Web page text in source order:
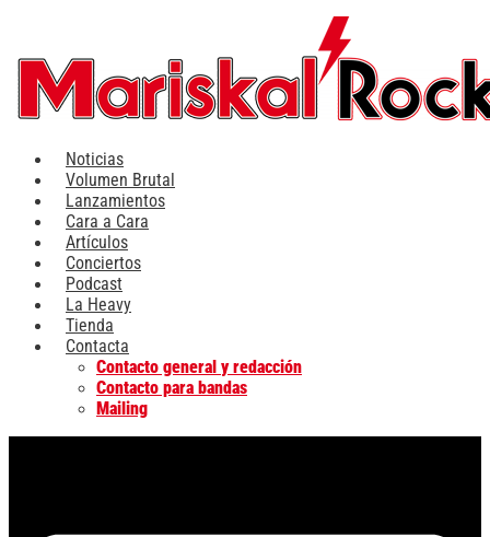
contenido
Noticias
Volumen Brutal
Lanzamientos
Cara a Cara
Artículos
Conciertos
Podcast
La Heavy
Tienda
Contacta
Contacto general y redacción
Contacto para bandas
Mailing